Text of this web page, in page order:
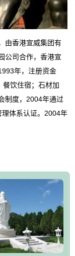
由香港宣威集团有
公司合作，香港宣
年，注册资金
餐饮住宿；石材加
制度，2004年通过
体系认证。2004年
星级酒店一座。
东陵地形墙内，地
全国顶级人生后花
、国内外知名人士
要使用功能；以苍
通过墓园建设与造
服务周全、环境优
极具吸引力的花园